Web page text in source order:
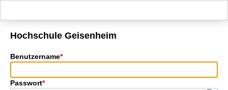
Hauptnavigation
Fußzeile
Hochschule Geisenheim
Benutzername
Passwort